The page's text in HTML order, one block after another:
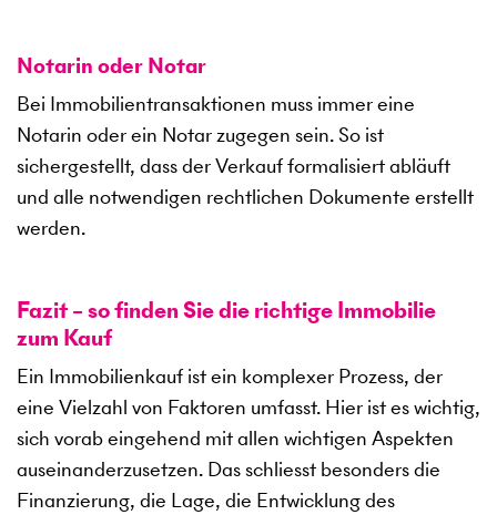
Notarin oder Notar
Bei Immobilientransaktionen muss immer eine
Notarin oder ein Notar zugegen sein. So ist
sichergestellt, dass der Verkauf formalisiert abläuft
und alle notwendigen rechtlichen Dokumente erstellt
werden.
Fazit – so finden Sie die richtige Immobilie
zum Kauf
Ein Immobilienkauf ist ein komplexer Prozess, der
eine Vielzahl von Faktoren umfasst. Hier ist es wichtig,
sich vorab eingehend mit allen wichtigen Aspekten
auseinanderzusetzen. Das schliesst besonders die
Finanzierung, die Lage, die Entwicklung des